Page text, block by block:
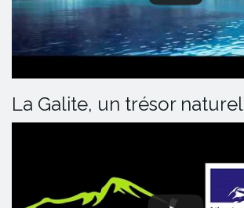
La Galite, un trésor naturel